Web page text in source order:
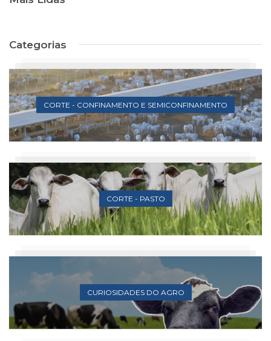
Categorias
CORTE - CONFINAMENTO E SEMICONFINAMENTO
CORTE - PASTO
CURIOSIDADES DO AGRO